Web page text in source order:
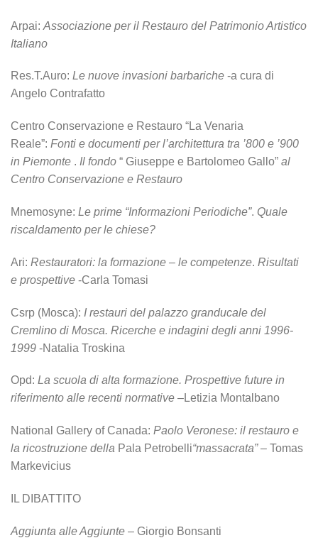
Arpai: Associazione per il Restauro del Patrimonio Artistico
Italiano
Res.T.Auro: Le nuove invasioni barbariche -a cura di
Angelo Contrafatto
Centro Conservazione e Restauro “La Venaria
Reale”: Fonti e documenti per l’architettura tra ’800 e ’900
in Piemonte . Il fondo “ Giuseppe e Bartolomeo Gallo” al
Centro Conservazione e Restauro
Mnemosyne: Le prime “Informazioni Periodiche”. Quale
riscaldamento per le chiese?
Ari: Restauratori: la formazione – le competenze. Risultati
e prospettive -Carla Tomasi
Csrp (Mosca): I restauri del palazzo granducale del
Cremlino di Mosca. Ricerche e indagini degli anni 1996-
1999 -Natalia Troskina
Opd: La scuola di alta formazione. Prospettive future in
riferimento alle recenti normative –Letizia Montalbano
National Gallery of Canada: Paolo Veronese: il restauro e
la ricostruzione della Pala Petrobelli“massacrata”– Tomas
Markevicius
IL DIBATTITO
Aggiunta alle Aggiunte – Giorgio Bonsanti